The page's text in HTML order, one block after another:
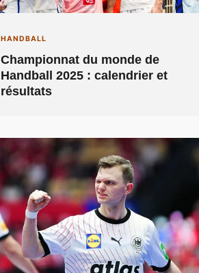
HANDBALL
Championnat du monde de
Handball 2025 : calendrier et
résultats